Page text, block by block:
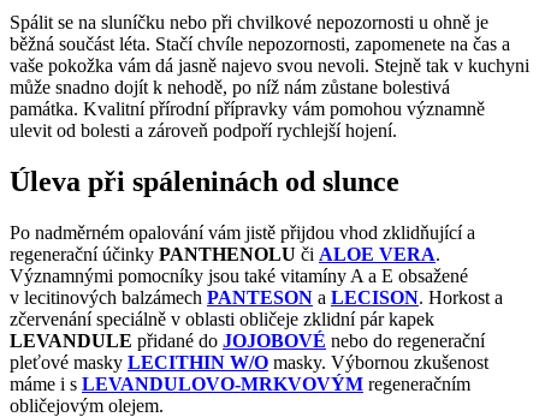
Spálit se na sluníčku nebo při chvilkové nepozornosti u ohně je
běžná součást léta. Stačíchvíle nepozornosti, zapomenete na čas a
vaše pokožka vám dá jasně najevo svou nevoli. Stejně tak v kuchyni
může snadno dojít k nehodě, po níž nám zůstane bolestivá
památka. Kvalitní přírodní přípravky vám pomohou významně
ulevit od bolesti a zároveň podpoří rychlejší hojení.
Úleva při spáleninách od slunce
Po nadměrném opalování vám jistě přijdou vhod zklidňující a
regenerační účinky PANTHENOLU či ALOE VERA.
Významnými pomocníky jsou také vitamíny A a E obsažené
v lecitinových balzámech PANTESON a LECISON. Horkost a
zčervenání speciálně v oblasti obličeje zklidní pár kapek
LEVANDULE přidané do JOJOBOVÉ nebo do regenerační
pleťové masky LECITHIN W/O masky. Výbornou zkušenost
máme i s LEVANDULOVO-MRKVOVÝM regeneračním
obličejovým olejem.